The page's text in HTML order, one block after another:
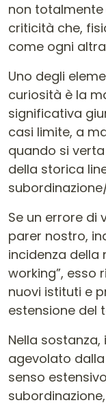
non totalmente
criticità che,
come ogni altra
Uno degli
curiosità è la
significativa
casi limite, a
quando si
della storica
Se un errore di
parer nostro,
incidenza della
working”, esso
nuovi istituti e
estensione del
Nella sostanza,
agevolato
senso